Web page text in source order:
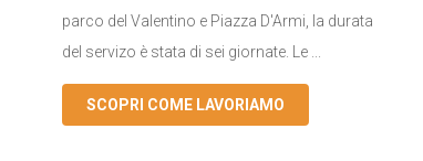
parco del Valentino e Piazza D'Armi, la durata
del servizo è stata di sei giornate. Le ...
SCOPRI COME LAVORIAMO